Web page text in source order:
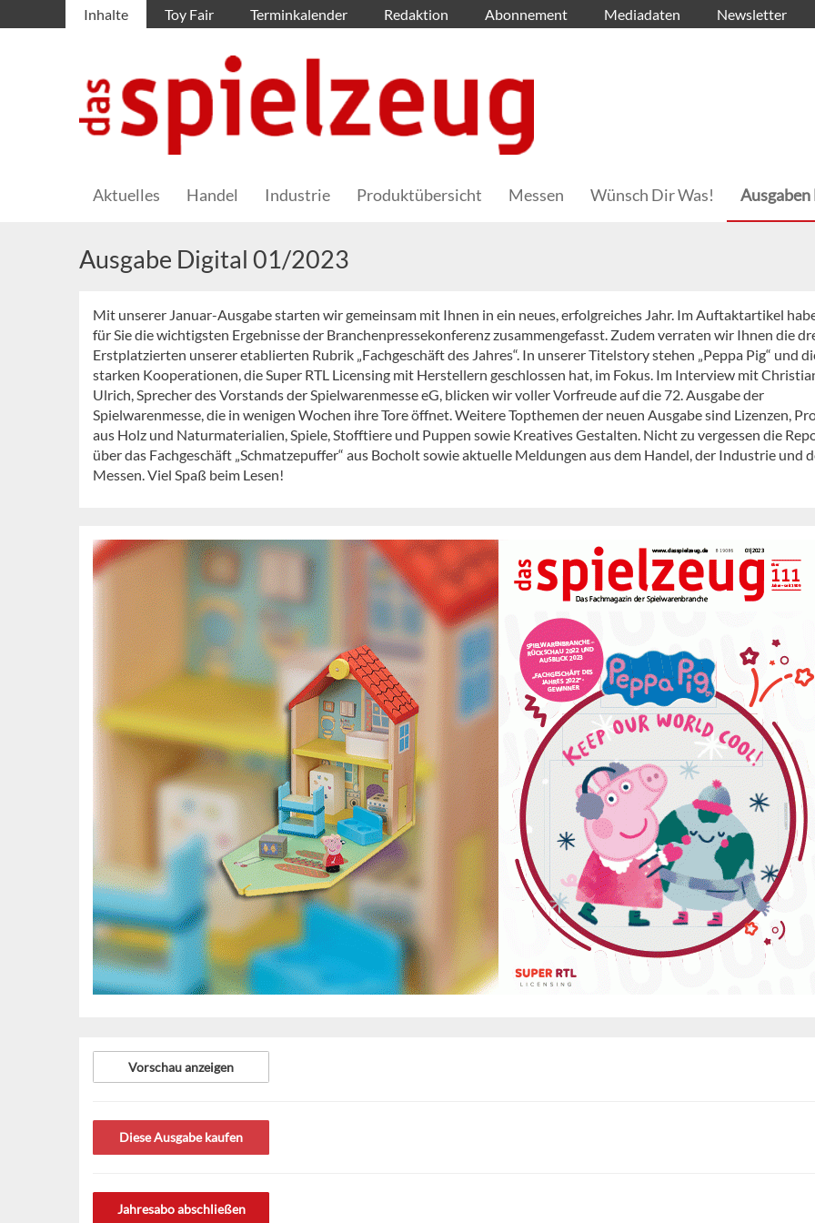
Inhalte Toy Fair Terminkalender Redaktion Abonnement Mediadaten Newsletter
Aktuelles Handel Industrie Produktübersicht Messen Wünsch Dir Was!
Ausgabe Digital 01/2023
Mit unserer Januar-Ausgabe starten wir gemeinsam mit Ihnen in ein neues, erfolgreiches Jahr. Im Auftaktartikel
für Sie die wichtigsten Ergebnisse der Branchenpressekonferenz zusammengefasst. Zudem verraten wir Ihnen die
Erstplatzierten unserer etablierten Rubrik „Fachgeschäft des Jahres“. In unserer Titelstory stehen „Peppa Pig“ und
starken Kooperationen, die Super RTL Licensing mit Herstellern geschlossen hat, im Fokus. Im Interview mit
Ulrich, Sprecher des Vorstands der Spielwarenmesse eG, blicken wir voller Vorfreude auf die 72. Ausgabe der
Spielwarenmesse, die in wenigen Wochen ihre Tore öffnet. Weitere Topthemen der neuen Ausgabe sind Lizenzen,
aus Holz und Naturmaterialien, Spiele, Stofftiere und Puppen sowie Kreatives Gestalten. Nicht zu vergessen die
über das Fachgeschäft „Schmatzepuffer“ aus Bocholt sowie aktuelle Meldungen aus dem Handel, der Industrie und
Messen. Viel Spaß beim Lesen!
Vorschau anzeigen
Diese Ausgabe kaufen
Jahresabo abschließen